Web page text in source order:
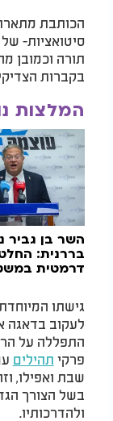
הכותבת
סיטואציות-
תורה וכמובן
בקברות
המלצות
השר בן גביר
בררנית:
דרמטית
גישתו
לעקוב בדאגה
התפללה על
פרקי תהילים
שבת ואפילו,
בשל הצורך
ולהדרכותיו.